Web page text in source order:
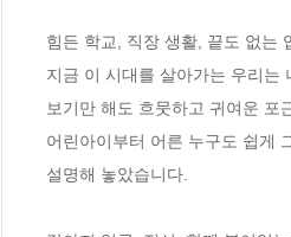
힘든 학교, 직장 생활, 끝도 없는
지금 이 시대를 살아가는 우리는
보기만 해도 흐뭇하고 귀여운 포
어린아이부터 어른 누구도 쉽게
설명해 놓았습니다.